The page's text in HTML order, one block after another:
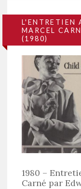
L'ENTRETIEN
MARCEL
(1980)
1980 –
Carné par